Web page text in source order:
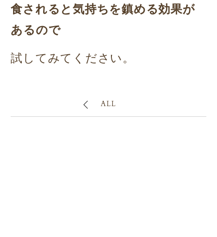
食されると気持ちを鎮める効果が
あるので
試してみてください。
ALL